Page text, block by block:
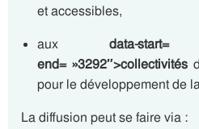
et accessibles,
aux data-
end= »3292″>collectivités
pour le développement de
La diffusion peut se faire via :